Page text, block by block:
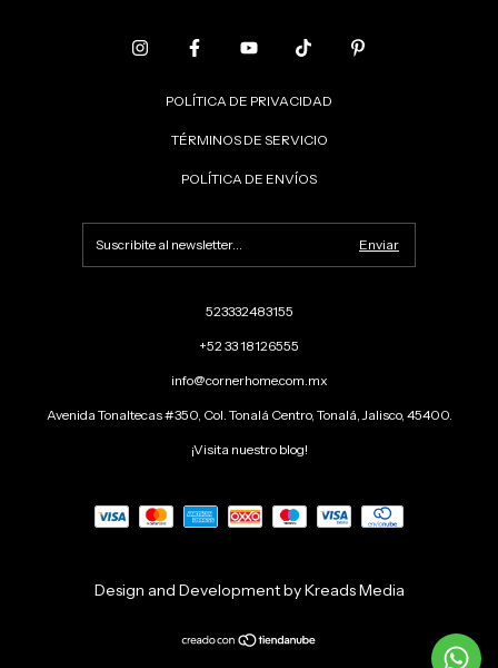
POLÍTICA DE PRIVACIDAD
TÉRMINOS DE SERVICIO
POLÍTICA DE ENVÍOS
523332483155
+52 33 18126555
info@cornerhome.com.mx
Avenida Tonaltecas #350, Col. Tonalá Centro, Tonalá, Jalisco, 45400.
¡Visita nuestro blog!
Design and Development by Kreads Media